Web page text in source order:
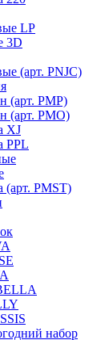
LP
3D
(арт. PNJC)
(арт. PMP)
(арт. PMO)
XJ
PPL
(арт. PMST)
набор